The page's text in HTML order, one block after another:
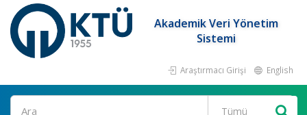
Akademik Veri Yönetim
Sistemi
Araştırmacı Girişi English
Ara